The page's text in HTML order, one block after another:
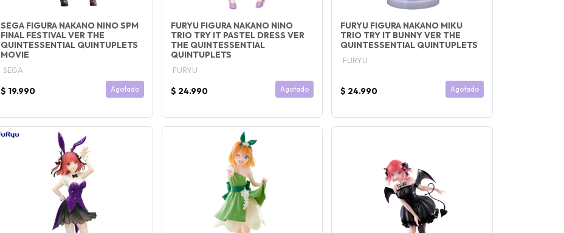
SEGA FIGURA NAKANO NINO SPM
FINAL FESTIVAL VER THE
QUINTESSENTIAL QUINTUPLETS
MOVIE
SEGA
$ 19.990 Agotado
FURYU FIGURA NAKANO NINO
TRIO TRY IT PASTEL DRESS VER
THE QUINTESSENTIAL
QUINTUPLETS
FURYU
$ 24.990 Agotado
FURYU FIGURA NAKANO MIKU
TRIO TRY IT BUNNY VER THE
QUINTESSENTIAL QUINTUPLETS
FURYU
$ 24.990 Agotado